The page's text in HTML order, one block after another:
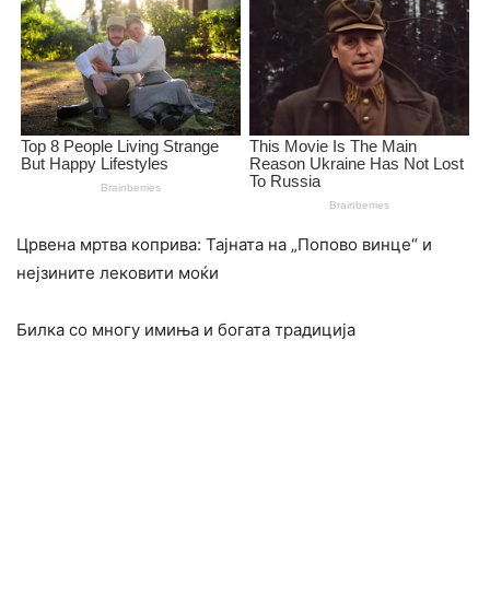
Црвена мртва коприва: Тајната на „Попово винце“ и
нејзините лековити моќи
Билка со многу имиња и богата традиција